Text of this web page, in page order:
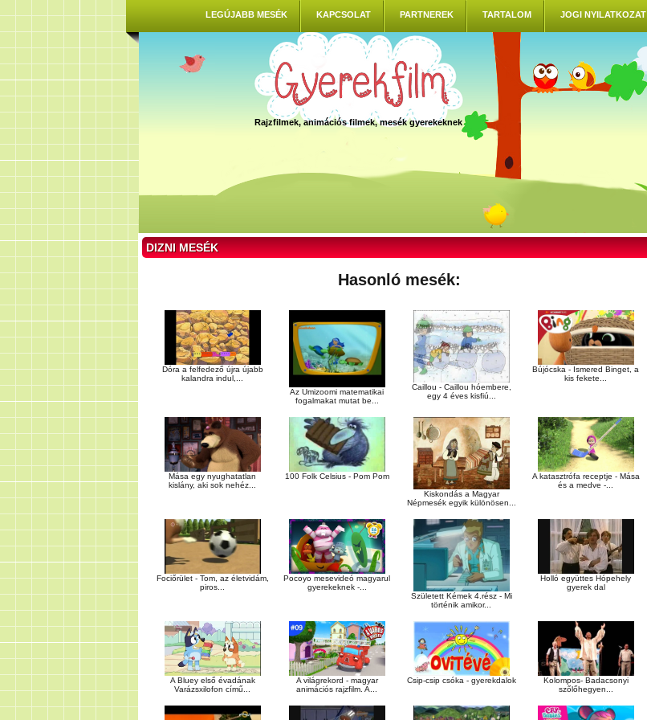
LEGÚJABB MESÉK KAPCSOLAT PARTNEREK TARTALOM JOGI NYILATKOZAT
Rajzfilmek, animációs filmek, mesék gyerekeknek
DIZNI MESÉK
Hasonló mesék:
Dóra a felfedező újra újabb
kalandra indul,...
Az Umizoomi matematikai
fogalmakat mutat be...
Caillou - Caillou hóembere,
egy 4 éves kisfiú...
Bújócska - Ismered Binget, a
kis fekete...
Mása egy nyughatatlan
kislány, aki sok nehéz...
100 Folk Celsius - Pom Pom
Kiskondás a Magyar
Népmesék egyik különösen...
A katasztrófa receptje - Mása
és a medve -...
Fociőrület - Tom, az életvidám,
piros...
Pocoyo mesevideó magyarul
gyerekeknek -...
Született Kémek 4.rész - Mi
történik amikor...
Holló együttes Hópehely
gyerek dal
A Bluey első évadának
Varázsxilofon című...
A világrekord - magyar
animációs rajzfilm. A...
Csip-csip csóka - gyerekdalok
Kolompos- Badacsonyi
szőlőhegyen...